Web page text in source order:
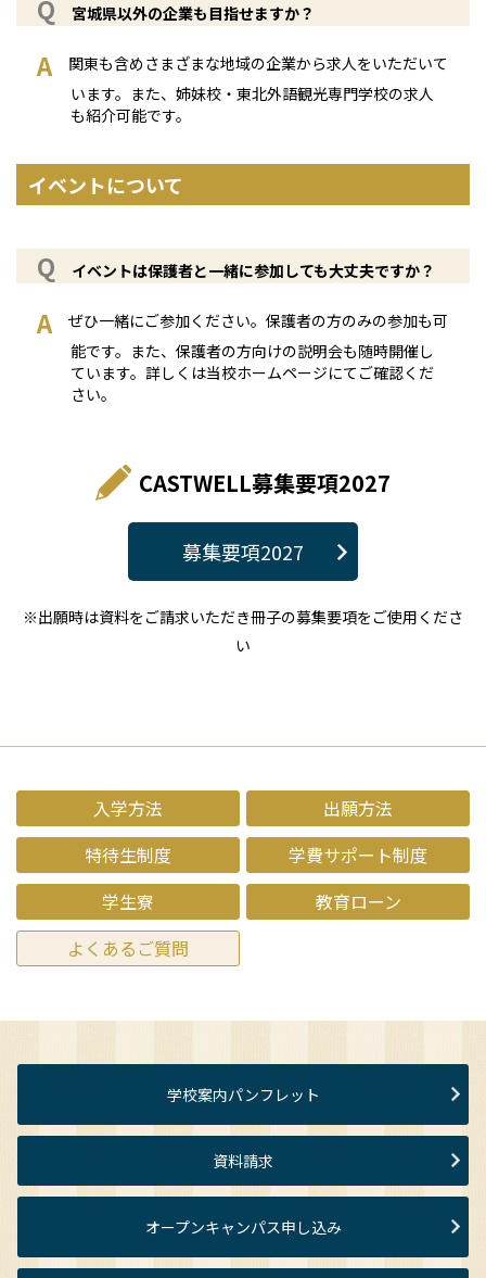
宮城県以外の企業も目指せますか？
関東も含めさまざまな地域の企業から求人をいただいて
います。また、姉妹校・東北外語観光専門学校の求人
も紹介可能です。
イベントについて
イベントは保護者と一緒に参加しても大丈夫ですか？
ぜひ一緒にご参加ください。保護者の方のみの参加も可
能です。また、保護者の方向けの説明会も随時開催し
ています。詳しくは当校ホームページにてご確認くだ
さい。
CASTWELL募集要項2027
募集要項2027
※出願時は資料をご請求いただき冊子の募集要項をご使用くださ
い
入学方法
出願方法
特待生制度
学費サポート制度
学生寮
教育ローン
よくあるご質問
学校案内パンフレット
資料請求
オープンキャンパス申し込み